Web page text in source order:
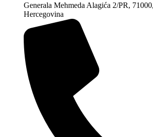
Generala Mehmeda Alagića 2/PR,
Hercegovina